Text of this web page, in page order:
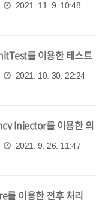
2021. 11. 9. 10:48
를 이용한 테스트
2021. 10. 30. 22:24
Injector를 이용한 의
2021. 9. 26. 11:47
를 이용한 전후 처리